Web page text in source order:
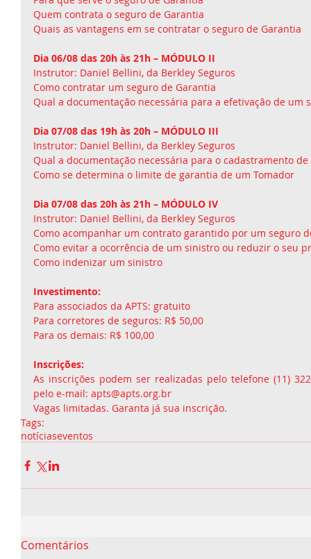
Quem contrata o seguro de Garantia
Quais as vantagens em se contratar o seguro de Garantia
Dia 06/08 das 20h às 21h – MÓDULO II
Instrutor: Daniel Bellini, da Berkley Seguros
Como contratar um seguro de Garantia
Qual a documentação necessária para a efetivação de um
Dia 07/08 das 19h às 20h – MÓDULO III
Instrutor: Daniel Bellini, da Berkley Seguros
Qual a documentação necessária para o cadastramento
Como se determina o limite de garantia de um Tomador
Dia 07/08 das 20h às 21h – MÓDULO IV
Instrutor: Daniel Bellini, da Berkley Seguros
Como acompanhar um contrato garantido por um seguro
Como evitar a ocorrência de um sinistro ou reduzir o seu
Como indenizar um sinistro
Investimento:
Para associados da APTS: gratuito
Para corretores de seguros: R$ 50,00
Para os demais: R$ 100,00
Inscrições:
As inscrições podem ser realizadas pelo telefone (11)
pelo e-mail: apts@apts.org.br
Vagas limitadas. Garanta já sua inscrição.
Tags:
notíciaseventos
Comentários